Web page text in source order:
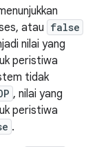
atau false
nilai yang
peristiwa
tidak
, nilai yang
peristiwa
.